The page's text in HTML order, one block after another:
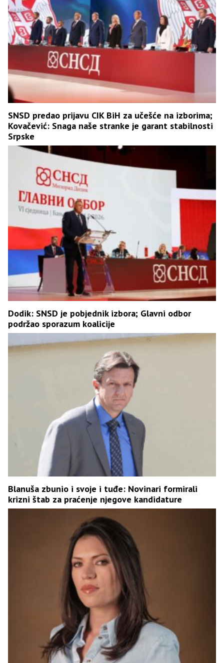
SNSD predao prijavu CIK BiH za učešće na izborima;
Kovačević: Snaga naše stranke je garant stabilnosti
Srpske
Dodik: SNSD je pobjednik izbora; Glavni odbor
podržao sporazum koalicije
Blanuša zbunio i svoje i tuđe: Novinari formirali
krizni štab za praćenje njegove kandidature